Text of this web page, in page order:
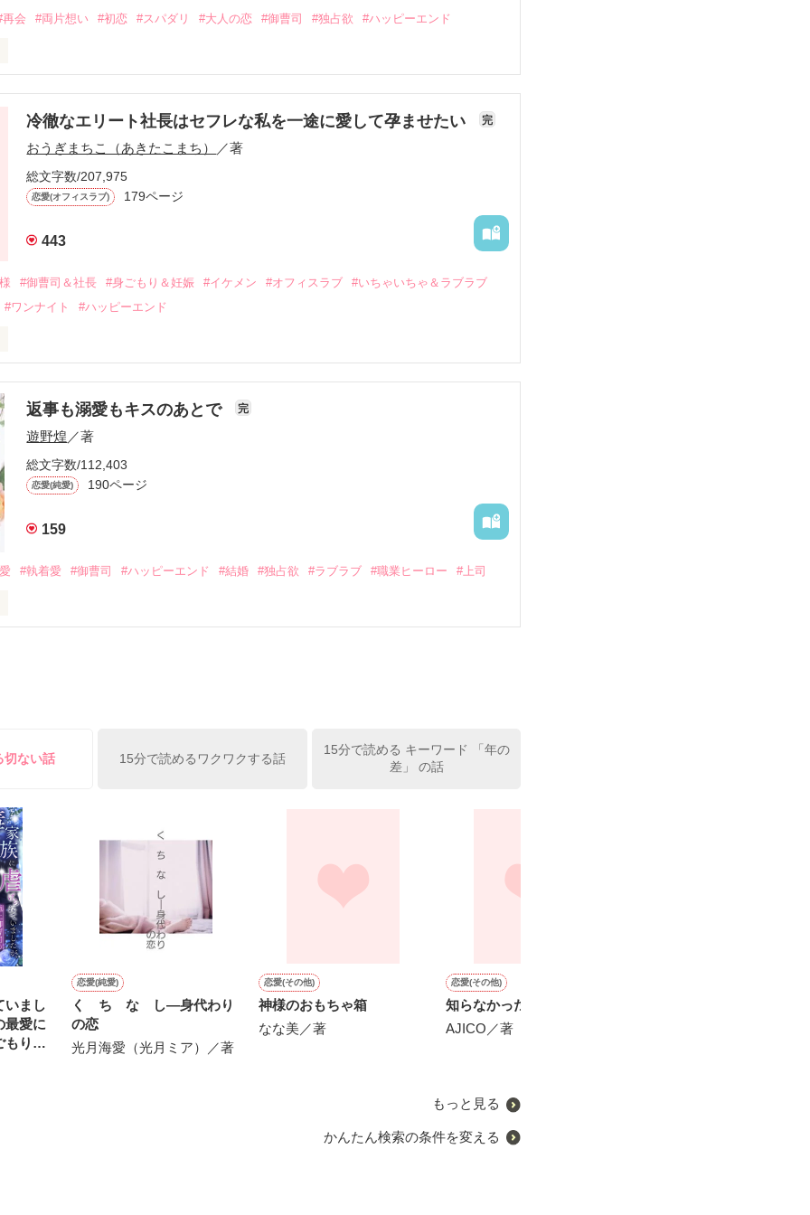
再会 #両片想い #初恋 #スパダリ #大人の恋 #御曹司 #独占欲 #ハッピーエンド
事をきっかけに二人の関係は壊れてしまう。
いまま、美桜は両親の離婚によって
り、哲平とも離れ離れになった。
ことから
を共にしてしまった。
平は美桜がストーカー被害に
知る。
哲平は同居を提案してきて――。
お)
冷徹なエリート社長はセフレな私を一途に愛して孕ませたい 完
おうぎまちこ（あきたこまち） ／著
総文字数/207,975
恋愛(オフィスラブ) 179ページ
443
#御曹司＆社長 #身ごもり＆妊娠 #イケメン #オフィスラブ
#いちゃいちゃ＆ラブラブ
#ワンナイト
#ハッピーエンド
しい職場でワンナイトした美青年と再会。なんと彼の正体は、とある財閥御曹司に
を離れて起業した新進気鋭の実業家、社内でも冷徹だと評判な社長――御影恭司その
い猫の世話係を命じられた美桜は、猫の世話を口実にしばしば呼び出された上、二
返事も溺愛もキスのあとで 完
遊野煌 ／著
総文字数/112,403
恋愛(純愛) 190ページ
159
#執着愛 #御曹司 #ハッピーエンド #結婚 #独占欲 #ラブラブ #職業ヒーロー #上司
俺の雛子』🦅
上司が見せる素顔は、なぜか想像以上に甘くて……🐥💓🦅
画像も全てフリー素材です。
〜7.20完結です。
て恋愛トレンド1位でした〜良かったら読んで頂けると嬉しいです。
切ない話 15分で読めるワクワクする話
15分で読める キーワード 「年の
差」 の話
いまし
最愛に
もりま
恋愛(純愛)
く ち な し―身代わり
の恋
光月海愛（光月ミア）／著
恋愛(その他)
神様のおもちゃ箱
なな美／著
恋愛(その他)
知らなかった僕の顔
AJICO／著
もっと見る
かんたん検索の条件を変える